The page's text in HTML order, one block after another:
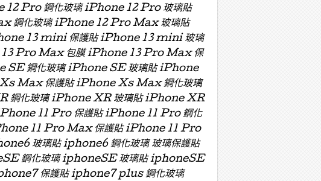
Pro 鋼化玻璃 iPhone 12 Pro 玻璃貼
化玻璃 iPhone 12 Pro Max 玻璃貼
13 mini 保護貼 iPhone 13 mini 玻璃
Pro Max 包膜 iPhone 13 Pro Max 保
鋼化玻璃 iPhone SE 玻璃貼 iPhone
Max 保護貼 iPhone Xs Max 鋼化玻璃
化玻璃 iPhone XR 玻璃貼 iPhone XR
11 Pro 保護貼 iPhone 11 Pro 鋼化
11 Pro Max 保護貼 iPhone 11 Pro
玻璃貼 iphone6 鋼化玻璃 玻璃保護貼
鋼化玻璃 iphoneSE 玻璃貼 iphoneSE
保護貼 iphone7 plus 鋼化玻璃